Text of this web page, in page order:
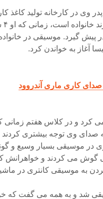
پدر وی در کارخانه تولید
پیش گیرد. موسیقی در
کرد و در کلاس هفتم زمانی
صدای وی توجه بیشتری کردند
در موسیقی بسیار وسیع و
به موسیقی کانتری در
شد و به همه می گفت که